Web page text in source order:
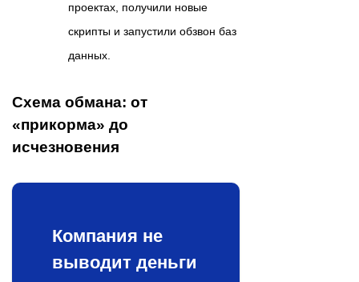
проектах, получили новые
скрипты и запустили обзвон баз
данных.
Схема обмана: от
«прикорма» до
исчезновения
Компания не
выводит деньги